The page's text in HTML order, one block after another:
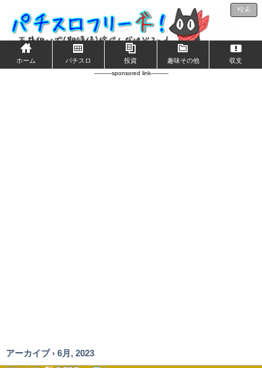
検索
ホーム パチスロ 投資 趣味その他 収支
----------sponsored link----------
アーカイブ › 6月, 2023